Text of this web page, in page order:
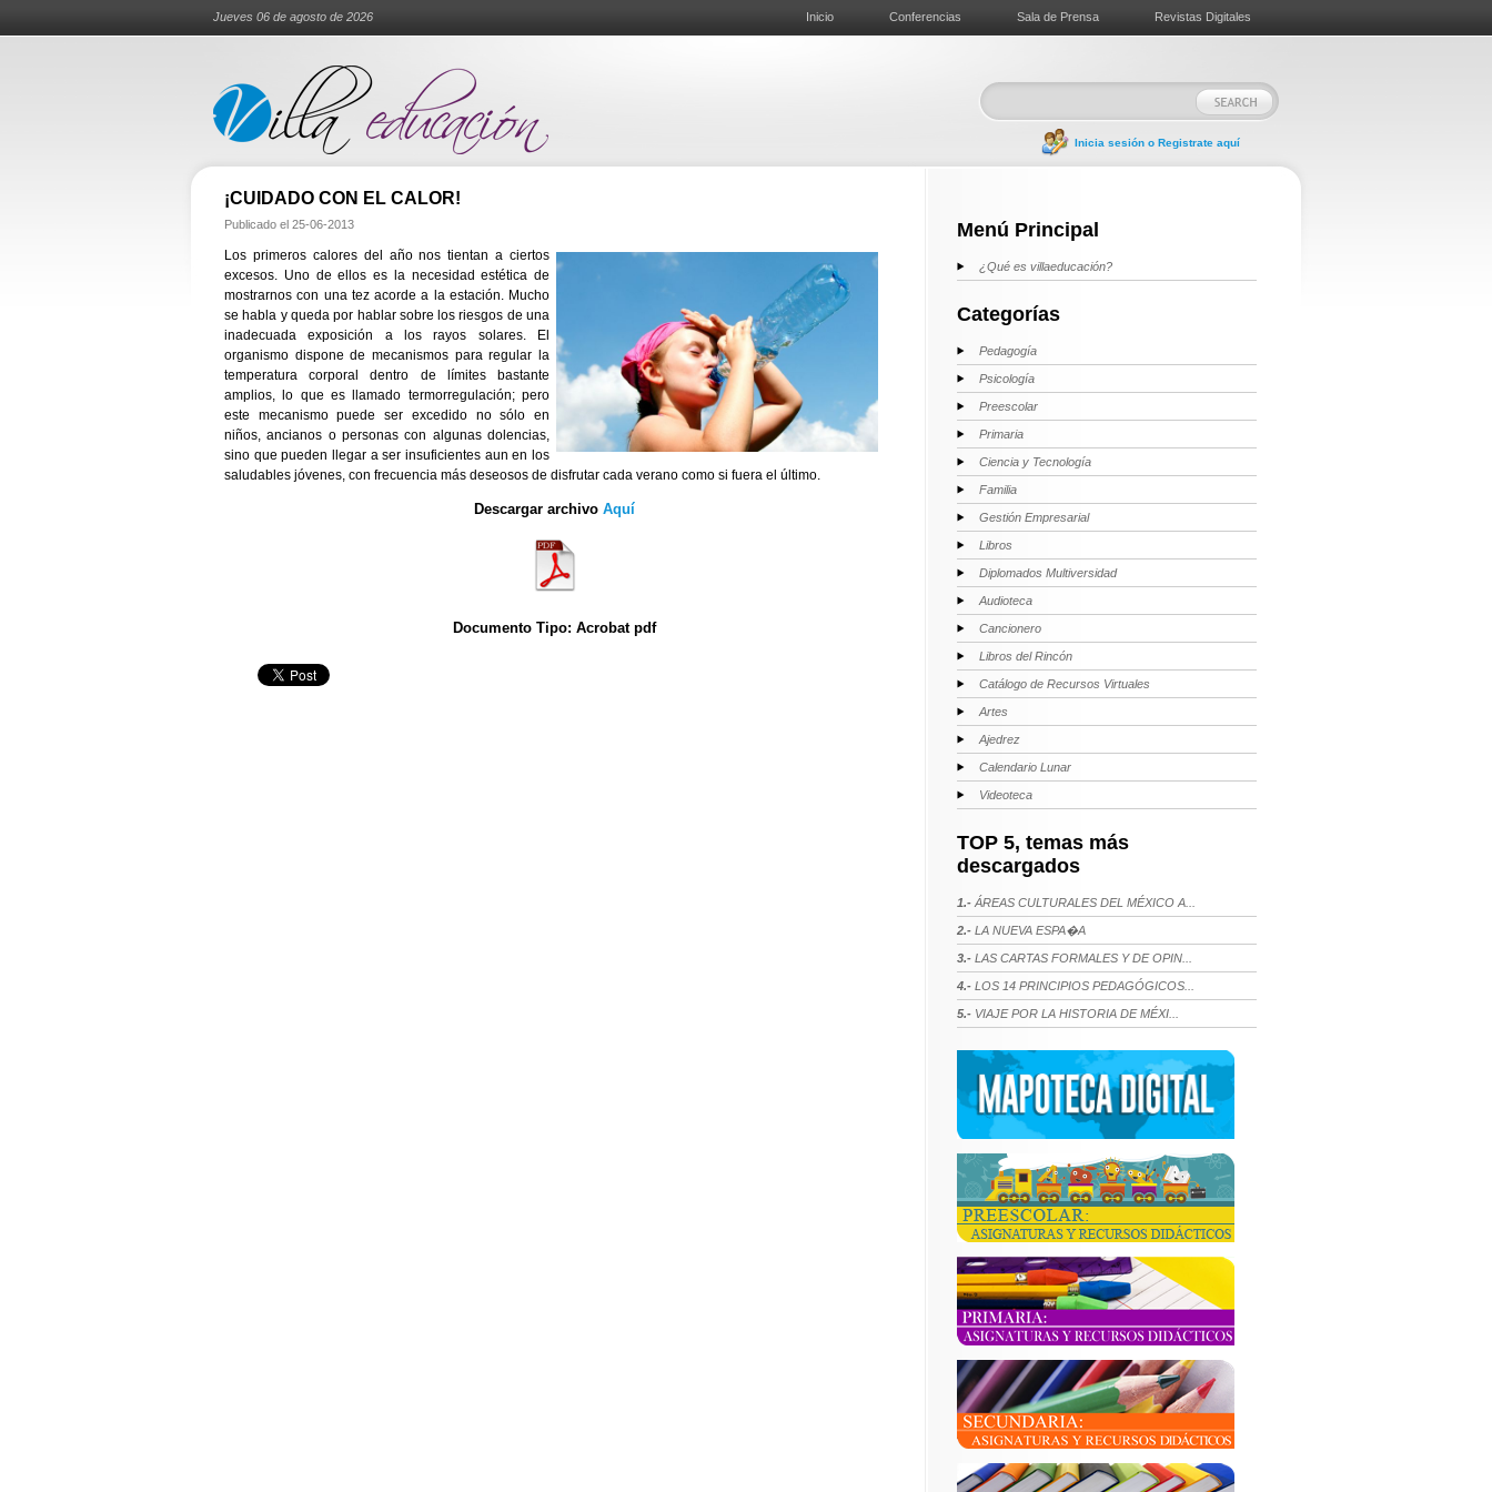
Jueves 06 de agosto de 2026 Inicio Conferencias Sala de Prensa Revistas Digitales
Inicia sesión o Registrate aquí
¡CUIDADO CON EL CALOR!
Publicado el 25-06-2013
Los primeros calores del año nos tientan a ciertos
excesos. Uno de ellos es la necesidad estética de
mostrarnos con una tez acorde a la estación. Mucho
se habla y queda por hablar sobre los riesgos de una
inadecuada exposición a los rayos solares. El
organismo dispone de mecanismos para regular la
temperatura corporal dentro de límites bastante
amplios, lo que es llamado termorregulación; pero
este mecanismo puede ser excedido no sólo en
niños, ancianos o personas con algunas dolencias,
sino que pueden llegar a ser insuficientes aun en los
saludables jóvenes, con frecuencia más deseosos de disfrutar cada verano como si fuera el último.
Descargar archivo Aquí
Documento Tipo: Acrobat pdf
Menú Principal
¿Qué es villaeducación?
Categorías
Pedagogía
Psicología
Preescolar
Primaria
Ciencia y Tecnología
Familia
Gestión Empresarial
Libros
Diplomados Multiversidad
Audioteca
Cancionero
Libros del Rincón
Catálogo de Recursos Virtuales
Artes
Ajedrez
Calendario Lunar
Videoteca
TOP 5, temas más
descargados
1.- ÁREAS CULTURALES DEL MÉXICO A...
2.- LA NUEVA ESPA�A
3.- LAS CARTAS FORMALES Y DE OPIN...
4.- LOS 14 PRINCIPIOS PEDAGÓGICOS...
5.- VIAJE POR LA HISTORIA DE MÉXI...